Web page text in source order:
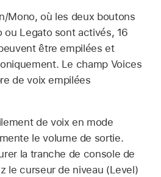
Mono, où les deux boutons
ou Legato sont activés, 16
être empilées et
Le champ Voices
de voix empilées
de voix en mode
le volume de sortie.
la tranche de console de
le curseur de niveau (Level)